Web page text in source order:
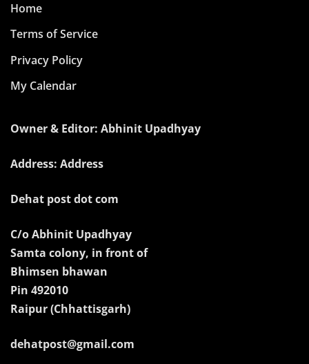
Home
Terms of Service
Privacy Policy
My Calendar
Owner & Editor: Abhinit Upadhyay
Address: Address
Dehat post dot com
C/o Abhinit Upadhyay
Samta colony, in front of
Bhimsen bhawan
Pin 492010
Raipur (Chhattisgarh)
dehatpost@gmail.com